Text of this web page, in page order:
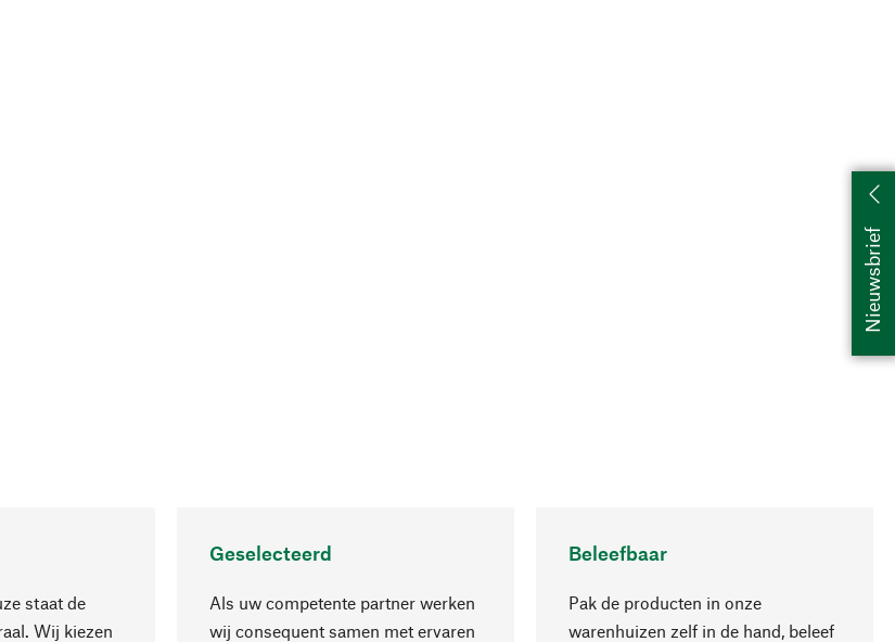
Nieuwsbrief
staat de
Wij kiezen
Geselecteerd
Als uw competente partner werken
wij consequent samen met ervaren
Beleefbaar
Pak de producten in onze
warenhuizen zelf in de hand, beleef